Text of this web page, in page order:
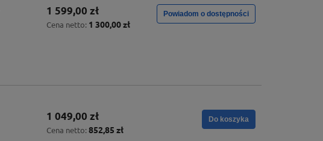
1 599,00 zł
Cena netto: 1 300,00 zł
Powiadom o dostępności
1 049,00 zł
Cena netto: 852,85 zł
Do koszyka